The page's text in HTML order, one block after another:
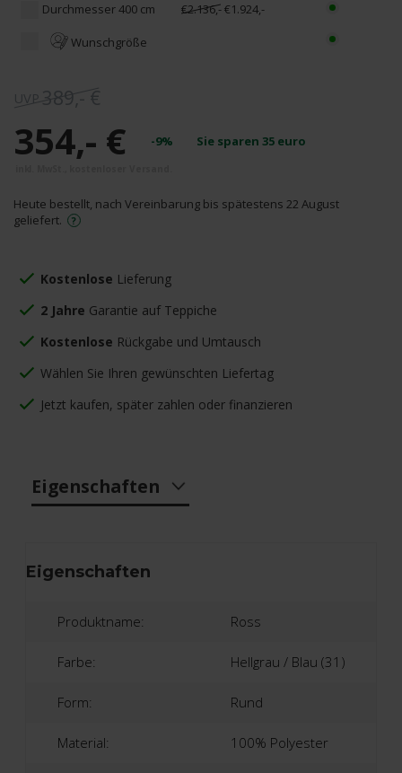
Durchmesser 400 cm
€2.136,-€1.924,-
Wunschgröße
389,- €
354,- € -9% Sie sparen 35 euro
Heute bestellt, nach Vereinbarung bis spätestens 22 August
geliefert.
Kostenlose Lieferung
2 Jahre Garantie auf Teppiche
Kostenlose Rückgabe und Umtausch
Wählen Sie Ihren gewünschten Liefertag
Jetzt kaufen, später zahlen oder finanzieren
Eigenschaften
Eigenschaften
Produktname: Ross
Farbe: Hellgrau / Blau (31)
Form: Rund
Material: 100% Polyester